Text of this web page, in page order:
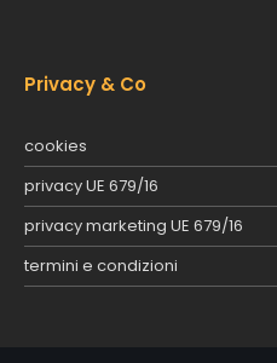
Privacy & Co
cookies
privacy UE 679/16
privacy marketing UE 679/16
termini e condizioni